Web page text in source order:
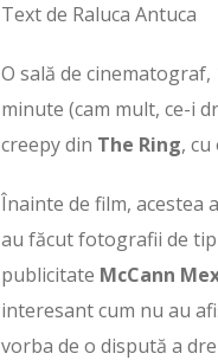
Text de Raluca Antuca
O sală de
minute (cam mult, ce-i
creepy din The Ring,
Înainte de film, acestea
au făcut fotografii de
publicitate McCann
interesant cum nu au
vorba de o dispută a